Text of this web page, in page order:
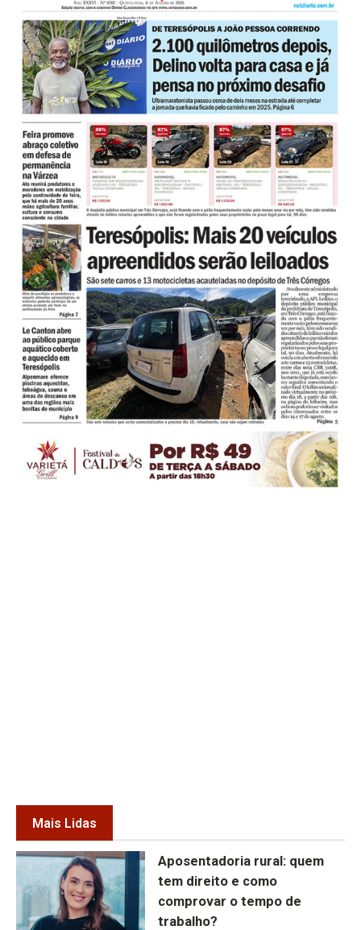
Mais Lidas
Aposentadoria rural: quem
tem direito e como
comprovar o tempo de
trabalho?